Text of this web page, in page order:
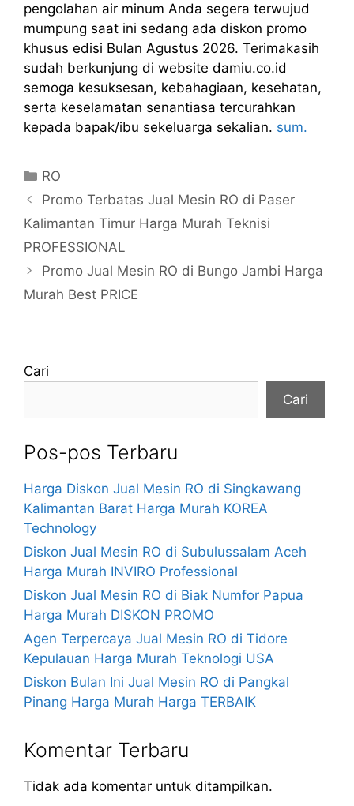
pengolahan air minum Anda segera terwujud
mumpung saat ini sedang ada diskon promo
khusus edisi Bulan Agustus 2026. Terimakasih
sudah berkunjung di website damiu.co.id
semoga kesuksesan, kebahagiaan, kesehatan,
serta keselamatan senantiasa tercurahkan
kepada bapak/ibu sekeluarga sekalian. sum.
Kategori
RO
Promo Terbatas Jual Mesin RO di Paser
Kalimantan Timur Harga Murah Teknisi
PROFESSIONAL
Promo Jual Mesin RO di Bungo Jambi Harga
Murah Best PRICE
Cari
Cari
Pos-pos Terbaru
Harga Diskon Jual Mesin RO di Singkawang
Kalimantan Barat Harga Murah KOREA
Technology
Diskon Jual Mesin RO di Subulussalam Aceh
Harga Murah INVIRO Professional
Diskon Jual Mesin RO di Biak Numfor Papua
Harga Murah DISKON PROMO
Agen Terpercaya Jual Mesin RO di Tidore
Kepulauan Harga Murah Teknologi USA
Diskon Bulan Ini Jual Mesin RO di Pangkal
Pinang Harga Murah Harga TERBAIK
Komentar Terbaru
Tidak ada komentar untuk ditampilkan.